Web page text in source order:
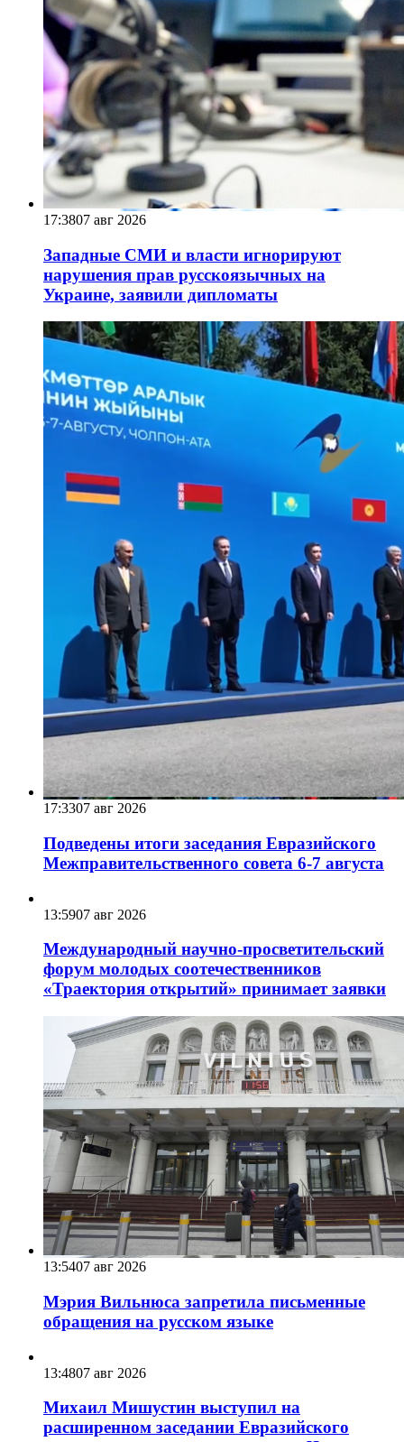
17:3807 авг 2026
Западные СМИ и власти игнорируют
нарушения прав русскоязычных на
Украине, заявили дипломаты
17:3307 авг 2026
Подведены итоги заседания Евразийского
Межправительственного совета 6-7 августа
13:5907 авг 2026
Международный научно-просветительский
форум молодых соотечественников
«Траектория открытий» принимает заявки
13:5407 авг 2026
Мэрия Вильнюса запретила письменные
обращения на русском языке
13:4807 авг 2026
Михаил Мишустин выступил на
расширенном заседании Евразийского